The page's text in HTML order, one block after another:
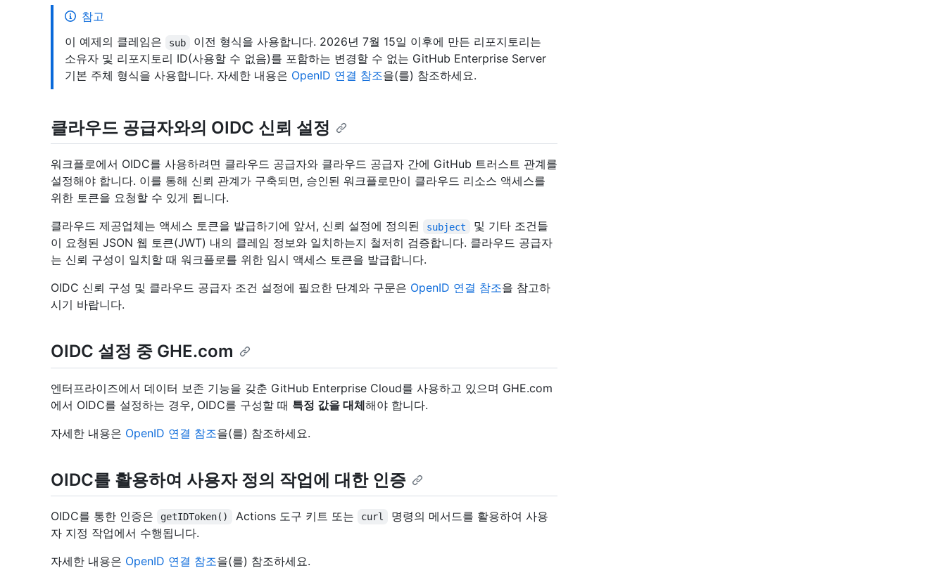
참고
이 예제의 클레임은
sub
이전 형식을 사용합니다. 2026년 7월 15일 이후에 만든 리포지토리는
소유자 및 리포지토리 ID(사용할 수 없음)를 포함하는 변경할 수 없는 GitHub Enterprise Server
기본 주체 형식을 사용합니다. 자세한 내용은 OpenID 연결 참조을(를) 참조하세요.
클라우드 공급자와의 OIDC 신뢰 설정
워크플로에서 OIDC를 사용하려면 클라우드 공급자와 클라우드 공급자 간에 GitHub 트러스트 관계를
설정해야 합니다. 이를 통해 신뢰 관계가 구축되면, 승인된 워크플로만이 클라우드 리소스 액세스를
위한 토큰을 요청할 수 있게 됩니다.
클라우드 제공업체는 액세스 토큰을 발급하기에 앞서, 신뢰 설정에 정의된
subject
및 기타 조건들
이 요청된 JSON 웹 토큰(JWT) 내의 클레임 정보와 일치하는지 철저히 검증합니다. 클라우드 공급자
는 신뢰 구성이 일치할 때 워크플로를 위한 임시 액세스 토큰을 발급합니다.
OIDC 신뢰 구성 및 클라우드 공급자 조건 설정에 필요한 단계와 구문은 OpenID 연결 참조을 참고하
시기 바랍니다.
OIDC 설정 중 GHE.com
엔터프라이즈에서 데이터 보존 기능을 갖춘 GitHub Enterprise Cloud를 사용하고 있으며 GHE.com
에서 OIDC를 설정하는 경우, OIDC를 구성할 때 특정 값을 대체해야 합니다.
자세한 내용은 OpenID 연결 참조을(를) 참조하세요.
OIDC를 활용하여 사용자 정의 작업에 대한 인증
OIDC를 통한 인증은 getIDToken() Actions 도구 키트 또는 curl
명령의 메서드를 활용하여 사용
자 지정 작업에서 수행됩니다.
자세한 내용은 OpenID 연결 참조을(를) 참조하세요.